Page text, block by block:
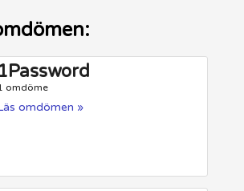
1Password
omdöme
omdömen »